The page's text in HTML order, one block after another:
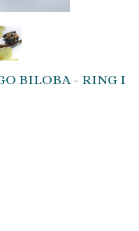
BILOBA - RING I